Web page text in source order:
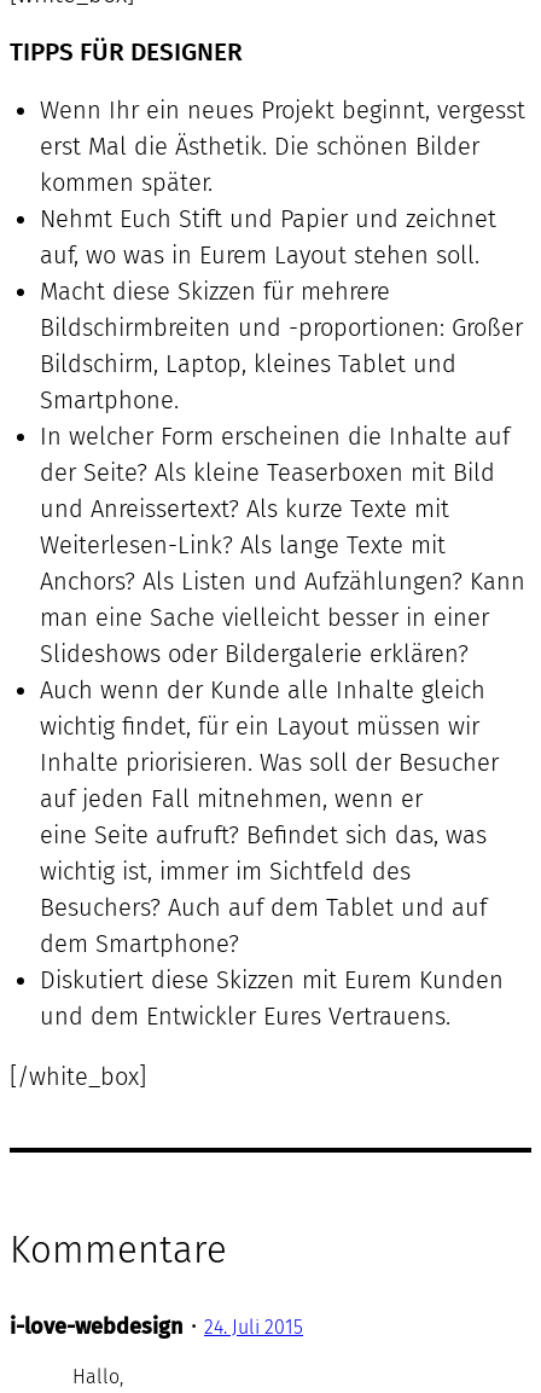
TIPPS FÜR DESIGNER
Wenn Ihr ein neues Projekt beginnt, vergesst
erst Mal die Ästhetik. Die schönen Bilder
kommen später.
Nehmt Euch Stift und Papier und zeichnet
auf, wo was in Eurem Layout stehen soll.
Macht diese Skizzen für mehrere
Bildschirmbreiten und -proportionen: Großer
Bildschirm, Laptop, kleines Tablet und
Smartphone.
In welcher Form erscheinen die Inhalte auf
der Seite? Als kleine Teaserboxen mit Bild
und Anreissertext? Als kurze Texte mit
Weiterlesen-Link? Als lange Texte mit
Anchors? Als Listen und Aufzählungen? Kann
man eine Sache vielleicht besser in einer
Slideshows oder Bildergalerie erklären?
Auch wenn der Kunde alle Inhalte gleich
wichtig findet, für ein Layout müssen wir
Inhalte priorisieren. Was soll der Besucher
auf jeden Fall mitnehmen, wenn er
eine Seite aufruft? Befindet sich das, was
wichtig ist, immer im Sichtfeld des
Besuchers? Auch auf dem Tablet und auf
dem Smartphone?
Diskutiert diese Skizzen mit Eurem Kunden
und dem Entwickler Eures Vertrauens.
[/white_box]
Kommentare
i-love-webdesign • 24. Juli 2015
Hallo,